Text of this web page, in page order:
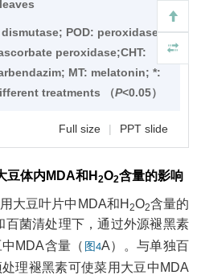
leaves
POD: peroxidase;
peroxidase;CHT:
MT: melatonin; *:
treatments （P<0.05）
Full size | PPT slide
豆体内MDA和H 2O2含量的影响
大豆叶片中MDA和H 2O2含量的
百菌清处理下，通过外源褪黑素
MDA含量（ 图4A）。与单独百
理褪黑素可使菜用大豆中MDA